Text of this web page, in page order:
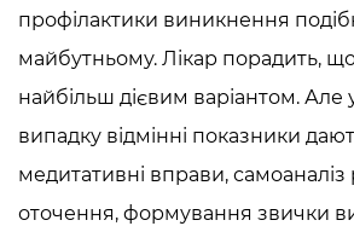
профілактики виникнення
майбутньому. Лікар порадить,
найбільш дієвим варіантом. Але
випадку відмінні показники
медитативні вправи, самоаналіз
оточення, формування звички